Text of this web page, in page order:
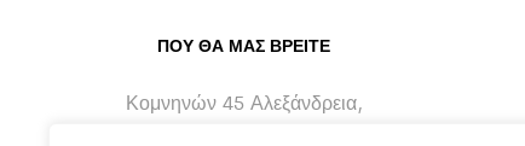
ΠΟΥ ΘΑ ΜΑΣ ΒΡΕΊΤΕ
Κομνηνών 45 Αλεξάνδρεια,